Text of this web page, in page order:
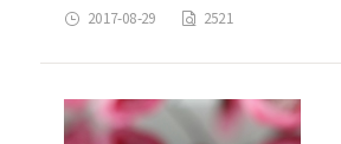
2017-08-29 2521